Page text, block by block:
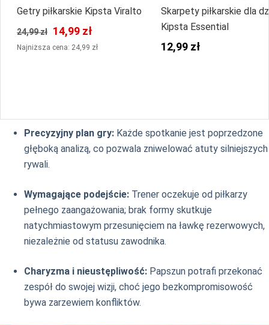
Getry piłkarskie Kipsta Viralto
24,99 zł 14,99 zł
Najniższa cena: 24,99 zł
Skarpety piłkarskie dla
Kipsta Essential
12,99 zł
Precyzyjny plan gry: Każde spotkanie jest poprzedzone
głęboką analizą, co pozwala zniwelować atuty silniejszych
rywali.
Wymagające podejście: Trener oczekuje od piłkarzy
pełnego zaangażowania; brak formy skutkuje
natychmiastowym przesunięciem na ławkę rezerwowych,
niezależnie od statusu zawodnika.
Charyzma i nieustępliwość: Papszun potrafi przekonać
zespół do swojej wizji, choć jego bezkompromisowość
bywa zarzewiem konfliktów.